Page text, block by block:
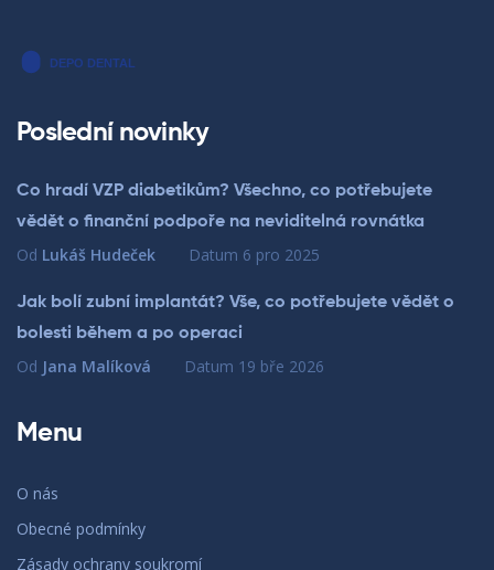
Poslední novinky
Co hradí VZP diabetikům? Všechno, co potřebujete
vědět o finanční podpoře na neviditelná rovnátka
Od Lukáš Hudeček Datum 6 pro 2025
Jak bolí zubní implantát? Vše, co potřebujete vědět o
bolesti během a po operaci
Od Jana Malíková Datum 19 bře 2026
Menu
O nás
Obecné podmínky
Zásady ochrany soukromí